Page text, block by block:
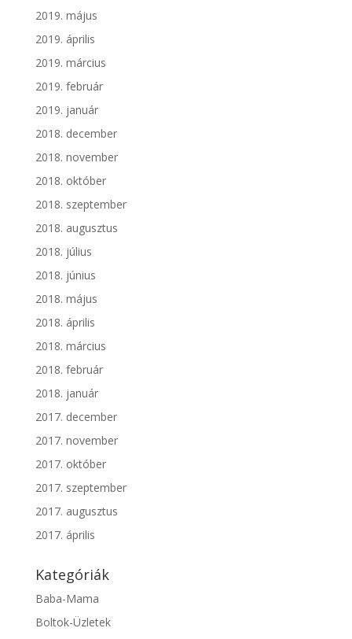
2019. május
2019. április
2019. március
2019. február
2019. január
2018. december
2018. november
2018. október
2018. szeptember
2018. augusztus
2018. július
2018. június
2018. május
2018. április
2018. március
2018. február
2018. január
2017. december
2017. november
2017. október
2017. szeptember
2017. augusztus
2017. április
Kategóriák
Baba-Mama
Boltok-Üzletek